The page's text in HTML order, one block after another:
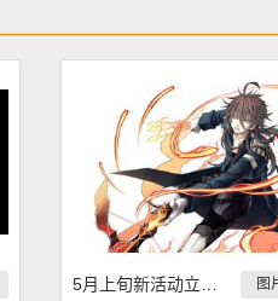
图